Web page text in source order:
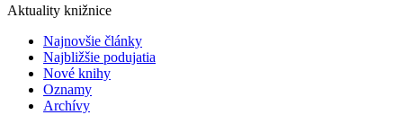
Aktuality knižnice
Najnovšie články
Najbližšie podujatia
Nové knihy
Oznamy
Archívy